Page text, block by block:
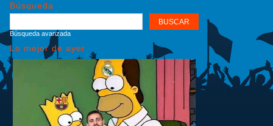
Búsqueda
Búsqueda avanzada
Lo mejor de ayer